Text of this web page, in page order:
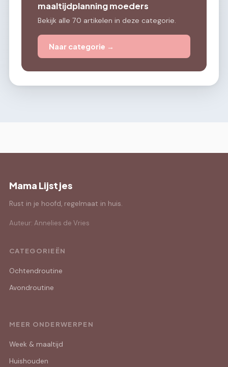
maaltijdplanning moeders
Bekijk alle 70 artikelen in deze categorie.
Naar categorie →
Mama Lijstjes
Rust in je hoofd, regelmaat in huis.
Auteur: Annelies de Vries
CATEGORIEËN
Ochtendroutine
Avondroutine
MEER ONDERWERPEN
Week & maaltijd
Huishouden